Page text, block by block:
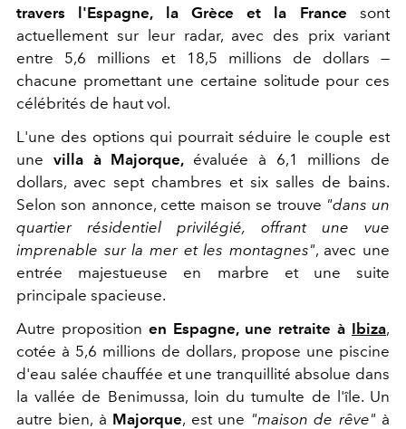
travers l'Espagne, la Grèce et la France sont
actuellement sur leur radar, avec des prix variant
entre 5,6 millions et 18,5 millions de dollars —
chacune promettant une certaine solitude pour ces
célébrités de haut vol.
L'une des options qui pourrait séduire le couple est
une villa à Majorque, évaluée à 6,1 millions de
dollars, avec sept chambres et six salles de bains.
Selon son annonce, cette maison se trouve "dans un
quartier résidentiel privilégié, offrant une vue
imprenable sur la mer et les montagnes", avec une
entrée majestueuse en marbre et une suite
principale spacieuse.
Autre proposition en Espagne, une retraite à Ibiza,
cotée à 5,6 millions de dollars, propose une piscine
d'eau salée chauffée et une tranquillité absolue dans
la vallée de Benimussa, loin du tumulte de l'île. Un
autre bien, à Majorque, est une "maison de rêve" à